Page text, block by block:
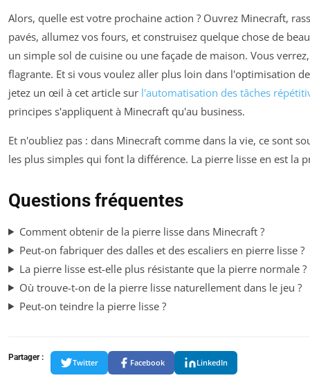
Alors, quelle est votre prochaine action ? Ouvrez Minecraft,
pavés, allumez vos fours, et construisez quelque chose de
un simple sol de cuisine ou une façade de maison. Vous
flagrante. Et si vous voulez aller plus loin dans l'optimisation
jetez un œil à cet article sur l'automatisation des tâches
principes s'appliquent à Minecraft qu'au business.
Et n'oubliez pas : dans Minecraft comme dans la vie, ce sont
les plus simples qui font la différence. La pierre lisse en est la
Questions fréquentes
Comment obtenir de la pierre lisse dans Minecraft ?
Peut-on fabriquer des dalles et des escaliers en pierre lisse ?
La pierre lisse est-elle plus résistante que la pierre normale ?
Où trouve-t-on de la pierre lisse naturellement dans le jeu ?
Peut-on teindre la pierre lisse ?
Partager :
Twitter Facebook LinkedIn